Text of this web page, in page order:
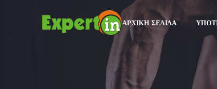
ΑΡΧΙΚΉ ΣΕΛΊΔΑ